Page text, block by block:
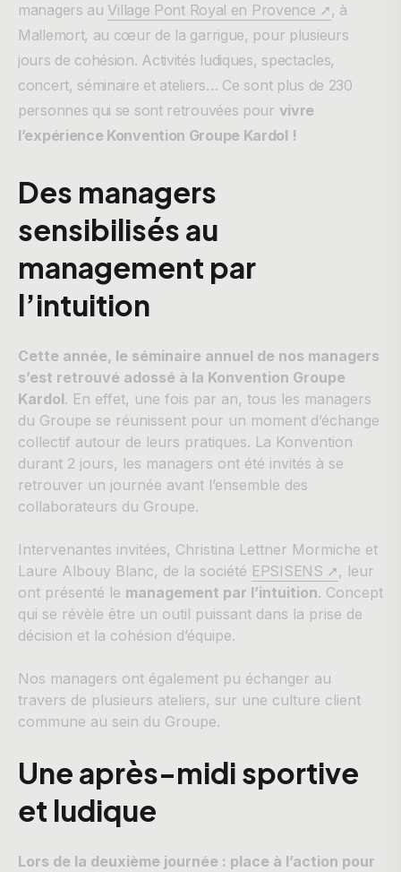
managers au Village Pont Royal en Provence ➚, à
Mallemort, au cœur de la garrigue, pour plusieurs
jours de cohésion. Activités ludiques, spectacles,
concert, séminaire et ateliers… Ce sont plus de 230
personnes qui se sont retrouvées pour vivre
l’expérience Konvention Groupe Kardol !
Des managers
sensibilisés au
management par
l’intuition
Cette année, le séminaire annuel de nos managers
s’est retrouvé adossé à la Konvention Groupe
Kardol. En effet, une fois par an, tous les managers
du Groupe se réunissent pour un moment d’échange
collectif autour de leurs pratiques. La Konvention
durant 2 jours, les managers ont été invités à se
retrouver un journée avant l’ensemble des
collaborateurs du Groupe.
Intervenantes invitées, Christina Lettner Mormiche et
Laure Albouy Blanc, de la société EPSISENS ➚, leur
ont présenté le management par l’intuition. Concept
qui se révèle être un outil puissant dans la prise de
décision et la cohésion d’équipe.
Nos managers ont également pu échanger au
travers de plusieurs ateliers, sur une culture client
commune au sein du Groupe.
Une après-midi sportive
et ludique
Lors de la deuxième journée : place à l’action pour